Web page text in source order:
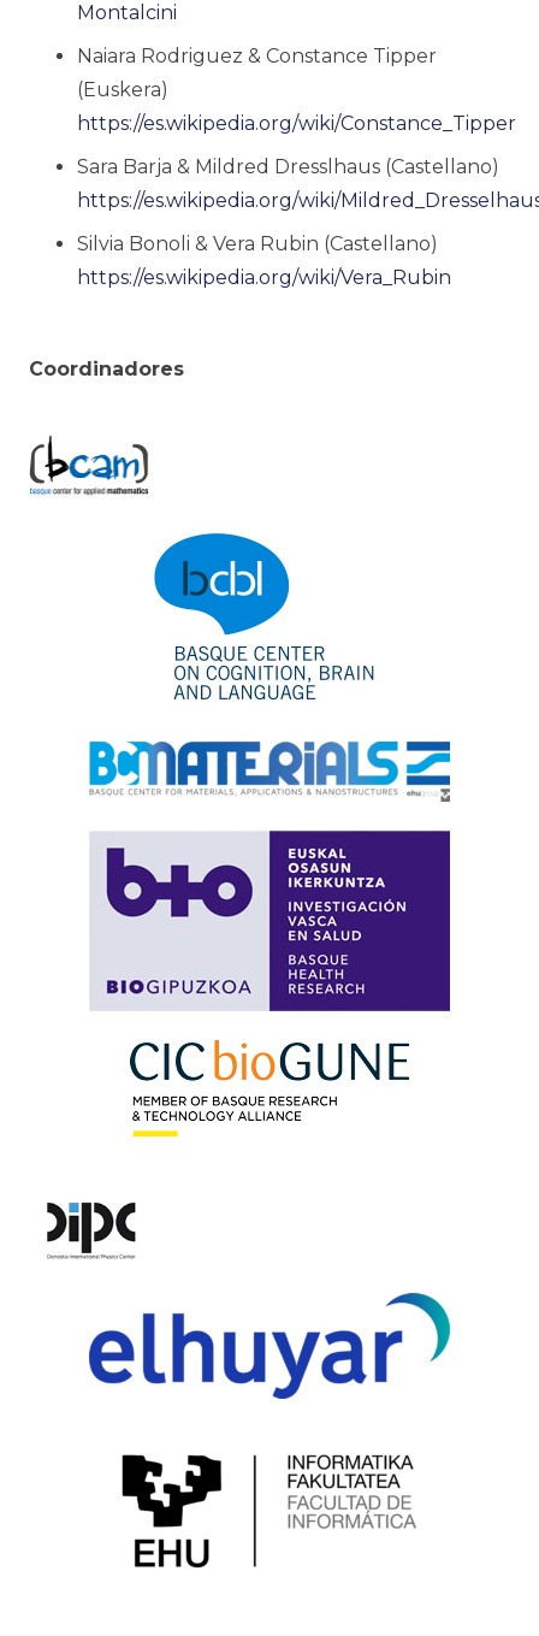
Montalcini
Naiara Rodriguez & Constance Tipper
(Euskera)
https://es.wikipedia.org/wiki/Constance_Tipper
Sara Barja & Mildred Dresslhaus (Castellano)
https://es.wikipedia.org/wiki/
Silvia Bonoli & Vera Rubin (Castellano)
https://es.wikipedia.org/wiki/Vera_Rubin
Coordinadores